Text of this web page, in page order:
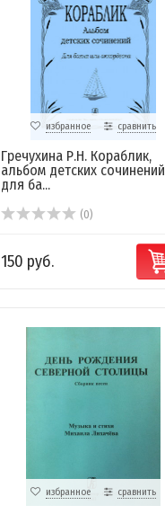
избранное сравнить
Гречухина Р.Н. Кораблик,
альбом детских сочинений
для ба...
(0)
150 руб.
избранное сравнить